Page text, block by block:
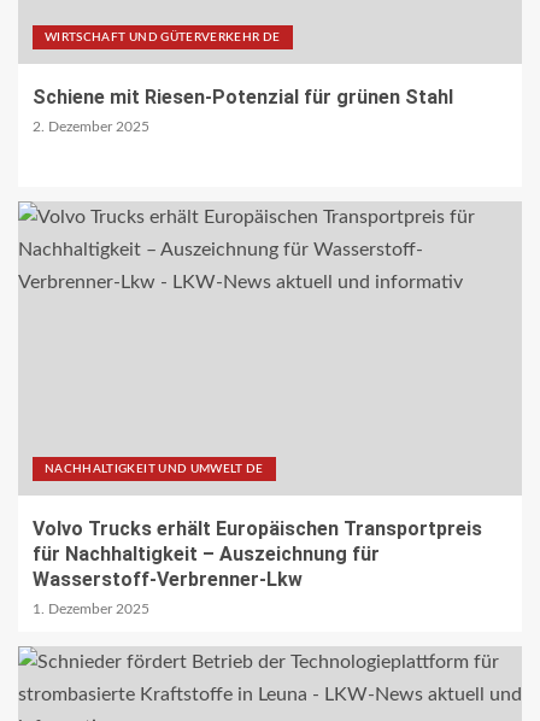
WIRTSCHAFT UND GÜTERVERKEHR DE
Schiene mit Riesen-Potenzial für grünen Stahl
2. Dezember 2025
NACHHALTIGKEIT UND UMWELT DE
Volvo Trucks erhält Europäischen Transportpreis
für Nachhaltigkeit – Auszeichnung für
Wasserstoff-Verbrenner-Lkw
1. Dezember 2025